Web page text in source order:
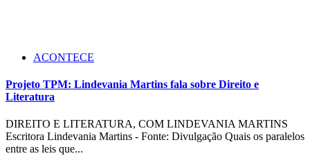
ACONTECE
Projeto TPM: Lindevania Martins fala sobre Direito e
Literatura
DIREITO E LITERATURA, COM LINDEVANIA MARTINS
Escritora Lindevania Martins - Fonte: Divulgação Quais os paralelos
entre as leis que...